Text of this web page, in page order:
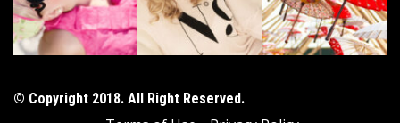
© Copyright 2018. All Right Reserved.